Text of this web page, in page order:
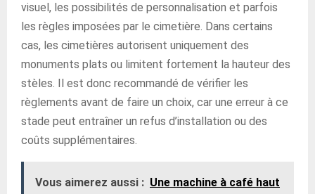
visuel, les possibilités de personnalisation et parfois
les règles imposées par le cimetière. Dans certains
cas, les cimetières autorisent uniquement des
monuments plats ou limitent fortement la hauteur des
stèles. Il est donc recommandé de vérifier les
règlements avant de faire un choix, car une erreur à ce
stade peut entraîner un refus d’installation ou des
coûts supplémentaires.
Vous aimerez aussi : Une machine à café haut